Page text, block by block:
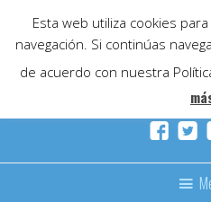
content
Esta web utiliza cookies
navegación. Si continúas
de acuerdo con nuestra